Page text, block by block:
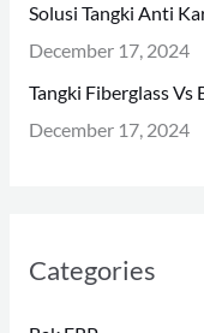
Solusi Tangki Anti
December 17, 2024
Tangki Fiberglass Vs
December 17, 2024
Categories